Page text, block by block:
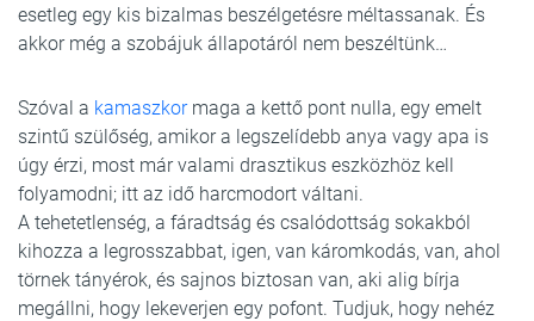
esetleg egy kis bizalmas beszélgetésre méltassanak. És
akkor még a szobájuk állapotáról nem beszéltünk…
Szóval a kamaszkormaga a kettő pont nulla, egy emelt
szintű szülőség, amikor a legszelídebb anya vagy apa is
úgy érzi, most már valami drasztikus eszközhöz kell
folyamodni; itt az idő harcmodort váltani.
A tehetetlenség, a fáradtság és csalódottság sokakból
kihozza a legrosszabbat, igen, van káromkodás, van, ahol
törnek tányérok, és sajnos biztosan van, aki alig bírja
megállni, hogy lekeverjen egy pofont. Tudjuk, hogy nehéz